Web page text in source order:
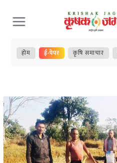
Skip
to
content
होम ई-पेपर कृषि समाचार